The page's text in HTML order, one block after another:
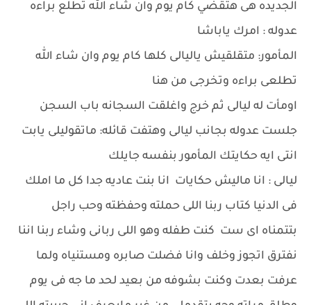
الجديده هى هتقضي كام يوم وان شاء الله تطلع براءه
عدوله : امرك ياباشا
المأمور: متقلقيش ياليالى كلها كام يوم وان شاء الله
تطلعى براءه وتخرجى من هنا
اومأت له ليالى ثم خرج واغلقت السجانه باب السجن
جلست عدوله بجانب ليالى وهتفت قائله: ماتقوليلى يابت
انتى ايه حكايتك المأمور بنفسه جايلك
ليالى : انا ماليش حكايات انا بنت عاديه جدا كل ما املك
فى الدنيا كتاب ربنا اللى حملته وحفظته وحب راجل
بتتمناه اى ست كنت طفله وهو اللى ربانى وشاء ربنا اننا
نفترق اتجوز وخلف وانا فضلت صابره ومستنياه ولما
عرفت بعدت وكنت بشوفه من بعيد لحد ما جه فى يوم